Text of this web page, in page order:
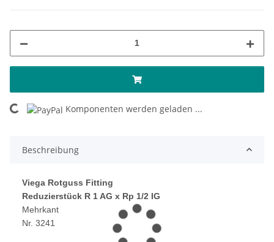
Komponenten werden geladen ...
Beschreibung
Viega Rotguss Fitting
Reduzierstück R 1 AG x Rp 1/2 IG
Mehrkant
Nr. 3241